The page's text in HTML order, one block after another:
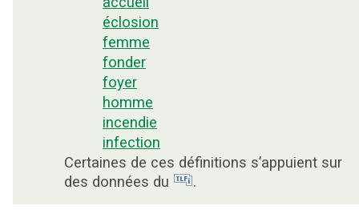
éclosion
femme
fonder
foyer
homme
incendie
infection
Certaines de ces définitions s’appuient sur
des données du
.